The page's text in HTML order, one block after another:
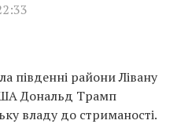
південні райони Лівану
Дональд Трамп
владу до стриманості.